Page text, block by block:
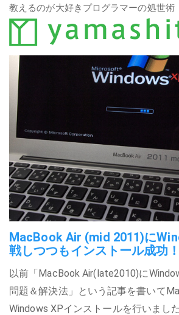
教えるのが大好きプログラマーの処世術
MacBook Air (mid 2011)に
戦しつつもインストール成功！
以前「MacBook Air(late2010)に
問題＆解決法」という記事を書いて
Windows XPインストールを行いまし